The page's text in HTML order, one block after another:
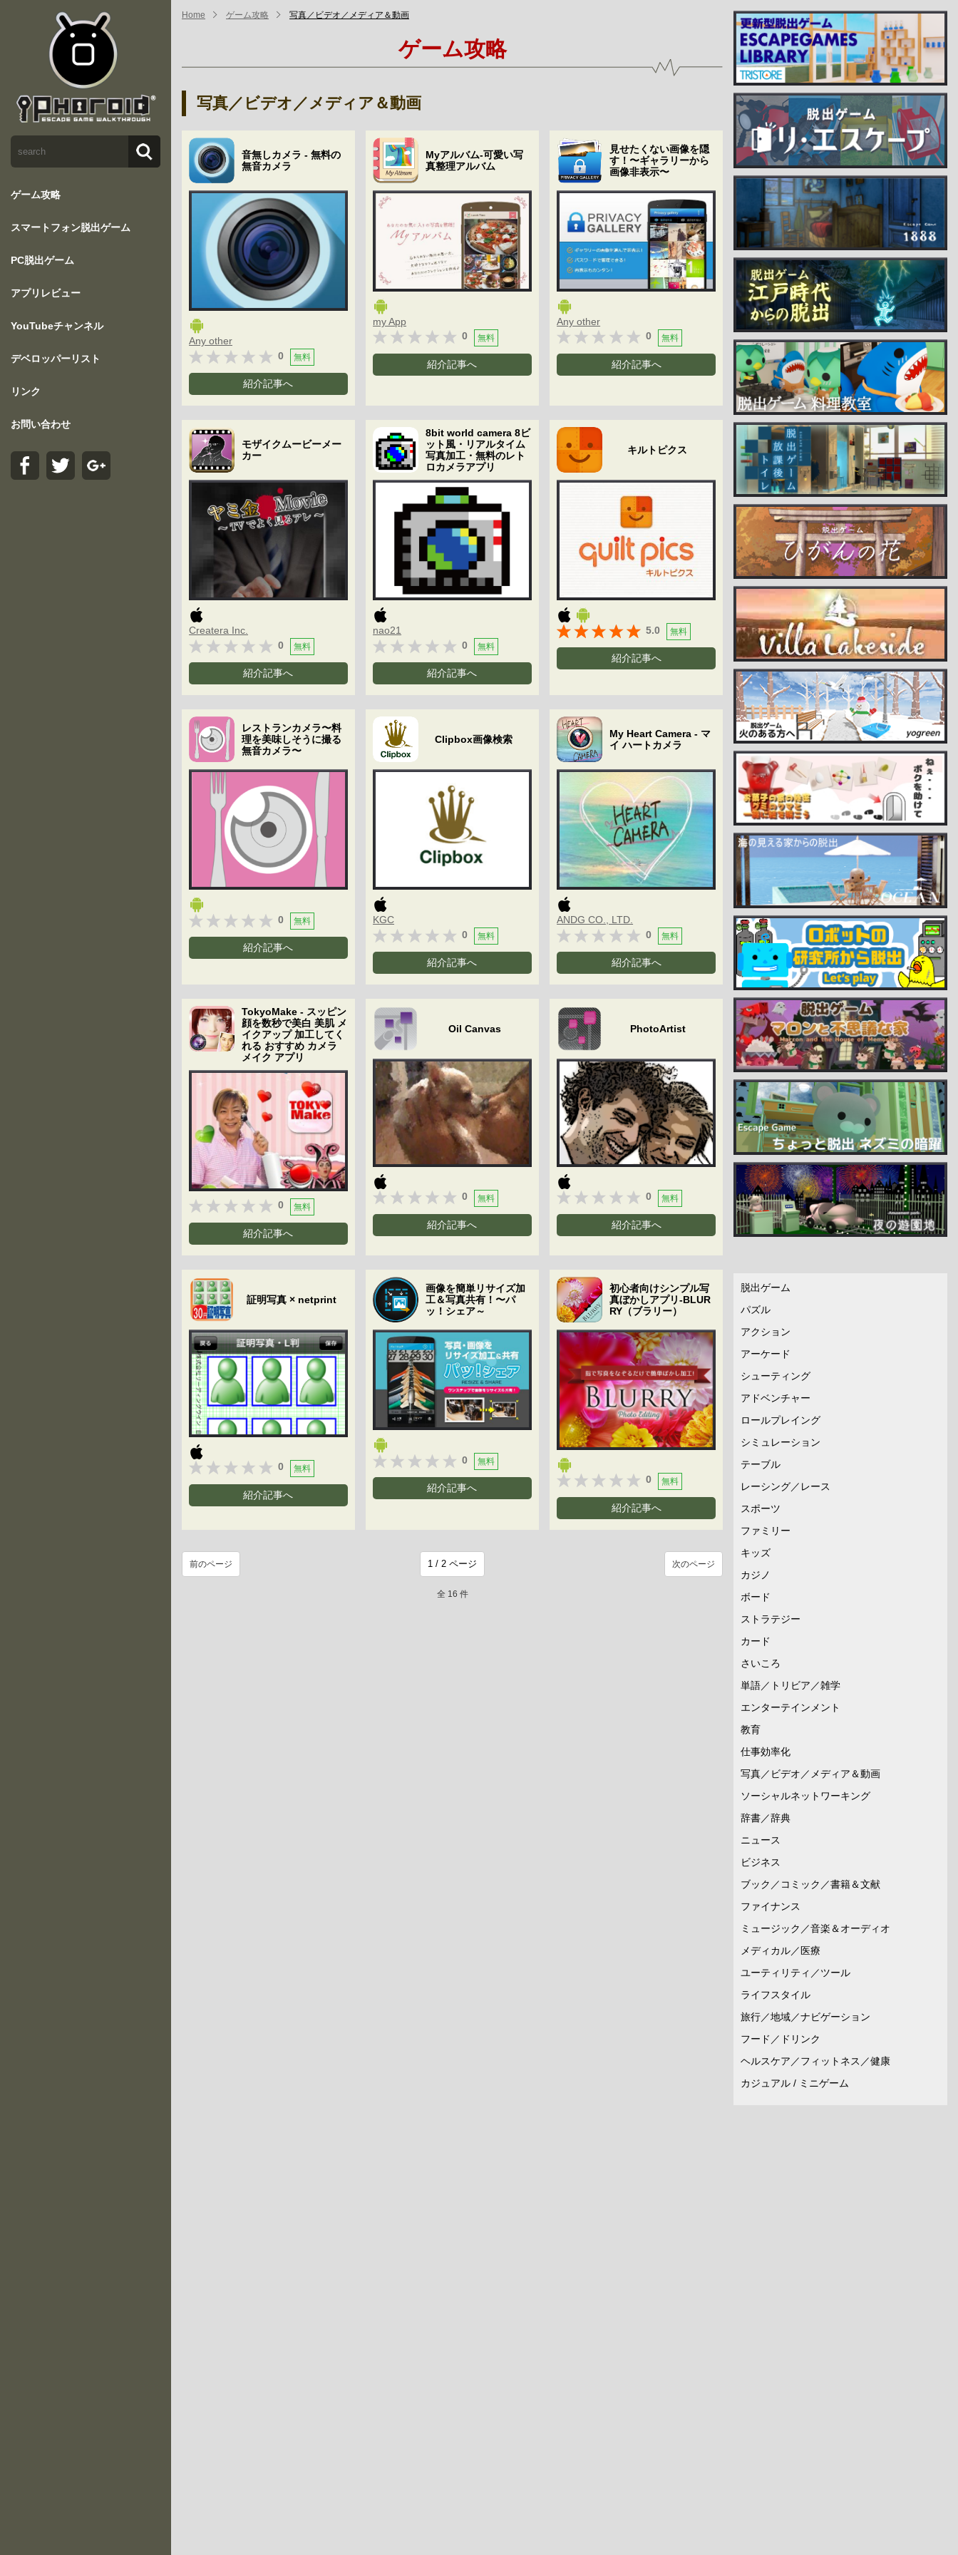
ゲーム攻略
スマートフォン脱出ゲーム
PC脱出ゲーム
アプリレビュー
YouTubeチャンネル
デベロッパーリスト
リンク
お問い合わせ
Home ゲーム攻略 写真／ビデオ／メディア＆動画
ゲーム攻略
写真／ビデオ／メディア＆動画
音無しカメラ - 無料の
無音カメラ
Any other
0
無料
紹介記事へ
Myアルバム-可愛い写
真整理アルバム
my App
0
無料
紹介記事へ
見せたくない画像を隠
す！〜ギャラリーから
画像非表示〜
Any other
0
無料
紹介記事へ
モザイクムービーメー
カー
Createra Inc.
0
無料
紹介記事へ
8bit world camera 8ビ
ット風・リアルタイム
写真加工・無料のレト
ロカメラアプリ
nao21
0
無料
紹介記事へ
キルトピクス
5.0 無料
紹介記事へ
レストランカメラ〜料
理を美味しそうに撮る
無音カメラ〜
0 無料
紹介記事へ
Clipbox画像検索
KGC
0
無料
紹介記事へ
My Heart Camera - マ
イ ハートカメラ
ANDG CO., LTD.
0
無料
紹介記事へ
TokyoMake - スッピン
顔を数秒で美白 美肌 メ
イクアップ 加工してく
れる おすすめ カメラ
メイク アプリ
0 無料
紹介記事へ
Oil Canvas
0 無料
紹介記事へ
PhotoArtist
0 無料
紹介記事へ
証明写真 × netprint
0 無料
紹介記事へ
画像を簡単リサイズ加
工＆写真共有！〜パ
ッ！シェア～
0 無料
紹介記事へ
初心者向けシンプル写
真ぼかしアプリ-BLUR
RY（ブラリー）
0 無料
紹介記事へ
前のページ 次のページ
全 16 件
脱出ゲーム
パズル
アクション
アーケード
シューティング
アドベンチャー
ロールプレイング
シミュレーション
テーブル
レーシング／レース
スポーツ
ファミリー
キッズ
カジノ
ボード
ストラテジー
カード
さいころ
単語／トリビア／雑学
エンターテインメント
教育
仕事効率化
写真／ビデオ／メディア＆動画
ソーシャルネットワーキング
辞書／辞典
ニュース
ビジネス
ブック／コミック／書籍＆文献
ファイナンス
ミュージック／音楽＆オーディオ
メディカル／医療
ユーティリティ／ツール
ライフスタイル
旅行／地域／ナビゲーション
フード／ドリンク
ヘルスケア／フィットネス／健康
カジュアル / ミニゲーム